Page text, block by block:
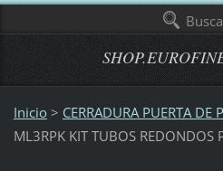
Inicio > CERRADURA PUERTA
ML3RPK KIT TUBOS REDONDOS